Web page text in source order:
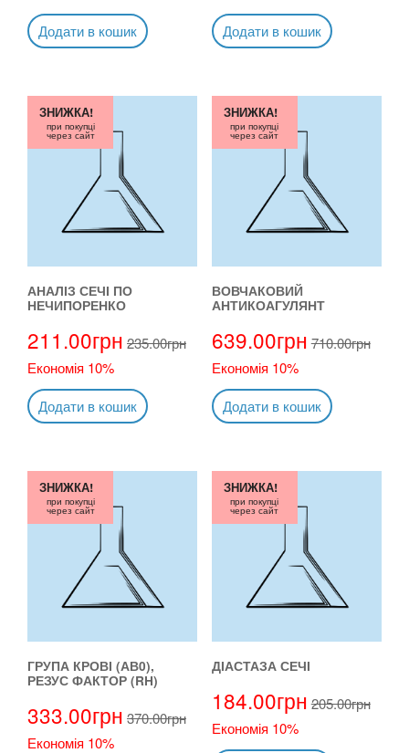
Додати в кошик Додати в кошик
АНАЛІЗ СЕЧІ ПО
НЕЧИПОРЕНКО
211.00грн 235.00грн
Економія 10%
ЗНИЖКА!
при покупці
через сайт
Додати в кошик
ВОВЧАКОВИЙ
АНТИКОАГУЛЯНТ
639.00грн 710.00грн
Економія 10%
ЗНИЖКА!
при покупці
через сайт
Додати в кошик
ГРУПА КРОВІ (АВ0),
РЕЗУС ФАКТОР (RH)
333.00грн 370.00грн
Економія 10%
ЗНИЖКА!
при покупці
через сайт
ДІАСТАЗА СЕЧІ
184.00грн 205.00грн
Економія 10%
ЗНИЖКА!
при покупці
через сайт